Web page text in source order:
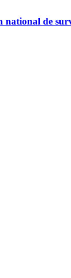
national de